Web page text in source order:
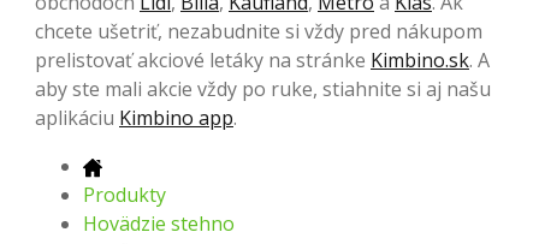
chcete ušetriť, nezabudnite si vždy pred nákupom
prelistovať akciové letáky na stránke Kimbino.sk. A
aby ste mali akcie vždy po ruke, stiahnite si aj našu
aplikáciu Kimbino app.
Produkty
Hovädzie stehno